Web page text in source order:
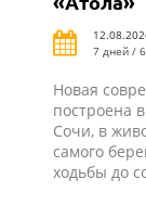
7 дней /
Новая
построена
Сочи, в
самого
ходьбы до